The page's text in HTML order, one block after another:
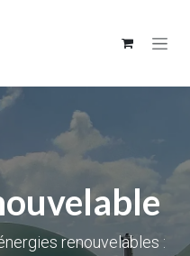
renouvelables :